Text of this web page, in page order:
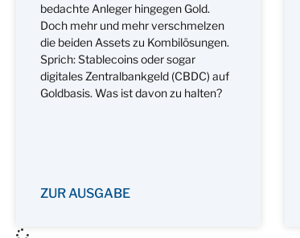
bedachte Anleger hingegen Gold.
Doch mehr und mehr verschmelzen
die beiden Assets zu Kombilösungen.
Sprich: Stablecoins oder sogar
digitales Zentralbankgeld (CBDC) auf
Goldbasis. Was ist davon zu halten?
ZUR AUSGABE